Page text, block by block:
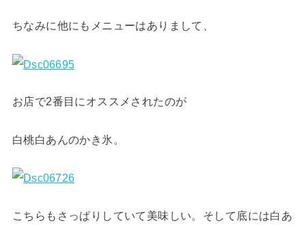
ちなみに他にもメニューはありまして、
お店で2番目にオススメされたのが
白桃白あんのかき氷。
こちらもさっぱりしていて美味しい。そして底には白あ